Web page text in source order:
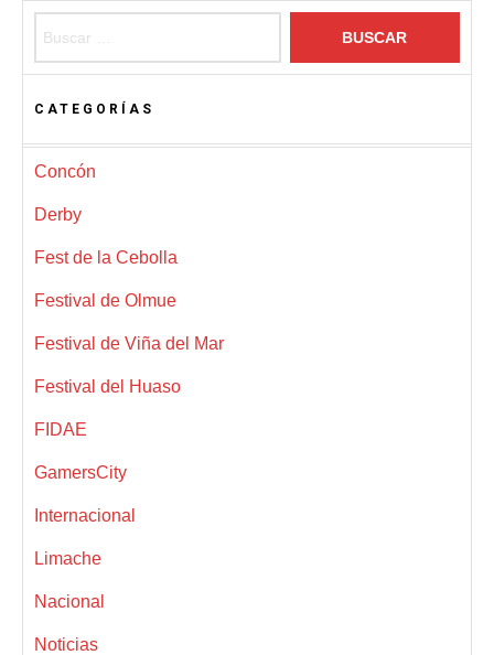
CATEGORÍAS
Concón
Derby
Fest de la Cebolla
Festival de Olmue
Festival de Viña del Mar
Festival del Huaso
FIDAE
GamersCity
Internacional
Limache
Nacional
Noticias